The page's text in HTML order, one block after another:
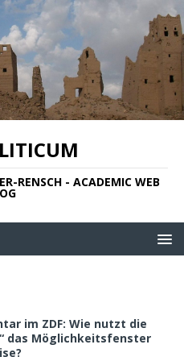
RENSCH - ACADEMIC WEB
im ZDF: Wie nutzt die
das Möglichkeitsfenster